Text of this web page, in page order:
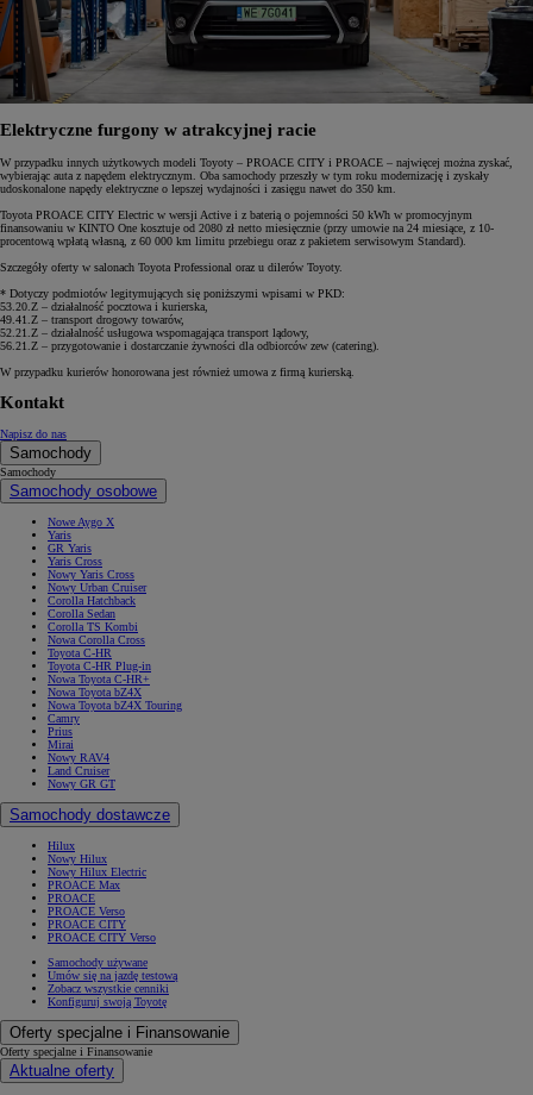
Elektryczne furgony w atrakcyjnej racie
W przypadku innych użytkowych modeli Toyoty – PROACE CITY i PROACE – najwięcej można zyskać,
wybierając auta z napędem elektrycznym. Oba samochody przeszły w tym roku modernizację i zyskały
udoskonalone napędy elektryczne o lepszej wydajności i zasięgu nawet do 350 km.
Toyota PROACE CITY Electric w wersji Active i z baterią o pojemności 50 kWh w promocyjnym
finansowaniu w KINTO One kosztuje od 2080 zł netto miesięcznie (przy umowie na 24 miesiące, z 10-
procentową wpłatą własną, z 60 000 km limitu przebiegu oraz z pakietem serwisowym Standard).
Szczegóły oferty w salonach Toyota Professional oraz u dilerów Toyoty.
* Dotyczy podmiotów legitymujących się poniższymi wpisami w PKD:
53.20.Z – działalność pocztowa i kurierska,
49.41.Z – transport drogowy towarów,
52.21.Z – działalność usługowa wspomagająca transport lądowy,
56.21.Z – przygotowanie i dostarczanie żywności dla odbiorców zew (catering).
W przypadku kurierów honorowana jest również umowa z firmą kurierską.
Kontakt
Napisz do nas
Samochody
Samochody
Samochody osobowe
Nowe Aygo X
Yaris
GR Yaris
Yaris Cross
Nowy Yaris Cross
Nowy Urban Cruiser
Corolla Hatchback
Corolla Sedan
Corolla TS Kombi
Nowa Corolla Cross
Toyota C-HR
Toyota C-HR Plug-in
Nowa Toyota C-HR+
Nowa Toyota bZ4X
Nowa Toyota bZ4X Touring
Camry
Prius
Mirai
Nowy RAV4
Land Cruiser
Nowy GR GT
Samochody dostawcze
Hilux
Nowy Hilux
Nowy Hilux Electric
PROACE Max
PROACE
PROACE Verso
PROACE CITY
PROACE CITY Verso
Samochody używane
Umów się na jazdę testową
Zobacz wszystkie cenniki
Konfiguruj swoją Toyotę
Oferty specjalne i Finansowanie
Oferty specjalne i Finansowanie
Aktualne oferty